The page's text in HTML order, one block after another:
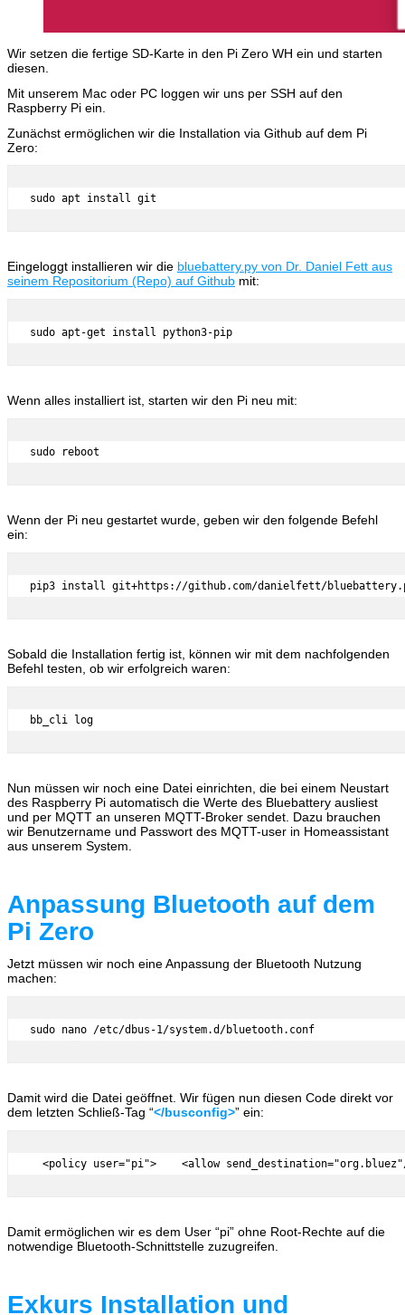
Wir setzen die fertige SD-Karte in den Pi Zero WH ein und starten
diesen.
Mit unserem Mac oder PC loggen wir uns per SSH auf den
Raspberry Pi ein.
Zunächst ermöglichen wir die Installation via Github auf dem Pi
Zero:
sudo apt install git
Eingeloggt installieren wir die bluebattery.py von Dr. Daniel Fett aus
seinem Repositorium (Repo) auf Github mit:
sudo apt-get install python3-pip
Wenn alles installiert ist, starten wir den Pi neu mit:
sudo reboot
Wenn der Pi neu gestartet wurde, geben wir den folgende Befehl
ein:
pip3 install git+https://github.com/danielfett/
Sobald die Installation fertig ist, können wir mit dem nachfolgenden
Befehl testen, ob wir erfolgreich waren:
bb_cli log
Nun müssen wir noch eine Datei einrichten, die bei einem Neustart
des Raspberry Pi automatisch die Werte des Bluebattery ausliest
und per MQTT an unseren MQTT-Broker sendet. Dazu brauchen
wir Benutzername und Passwort des MQTT-user in Homeassistant
aus unserem System.
Anpassung Bluetooth auf dem
Pi Zero
Jetzt müssen wir noch eine Anpassung der Bluetooth Nutzung
machen:
sudo nano /etc/dbus-1/system.d/bluetooth.conf
Damit wird die Datei geöffnet. Wir fügen nun diesen Code direkt vor
dem letzten Schließ-Tag “</busconfig>” ein:
<policy user="pi">    <allow
Damit ermöglichen wir es dem User “pi” ohne Root-Rechte auf die
notwendige Bluetooth-Schnittstelle zuzugreifen.
Exkurs Installation und